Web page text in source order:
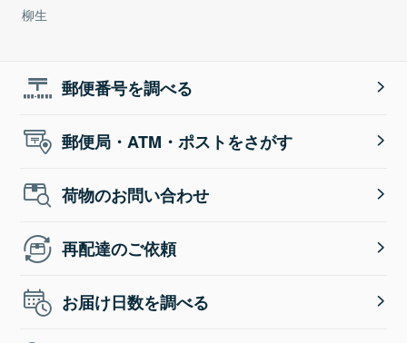
柳生
郵便番号を調べる
郵便局・ATM・ポストをさがす
荷物のお問い合わせ
再配達のご依頼
お届け日数を調べる